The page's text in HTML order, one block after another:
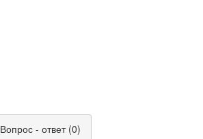
Вопрос - ответ (0)